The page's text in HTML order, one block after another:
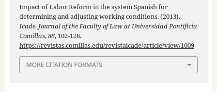
Impact of Labor Reform in the system Spanish for
determining and adjusting working conditions. (2013).
Icade. Journal of the Faculty of Law at Universidad Pontificia
Comillas,88, 102-128.
https://revistas.comillas.edu/revistaicade/article/view/1009
MORE CITATION FORMATS